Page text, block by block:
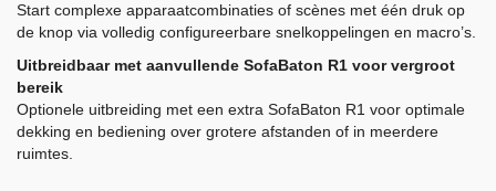
Start complexe apparaatcombinaties of scènes met één druk op
de knop via volledig configureerbare snelkoppelingen en macro’s.
Uitbreidbaar met aanvullende SofaBaton R1 voor vergroot
bereik
Optionele uitbreiding met een extra SofaBaton R1 voor optimale
dekking en bediening over grotere afstanden of in meerdere
ruimtes.